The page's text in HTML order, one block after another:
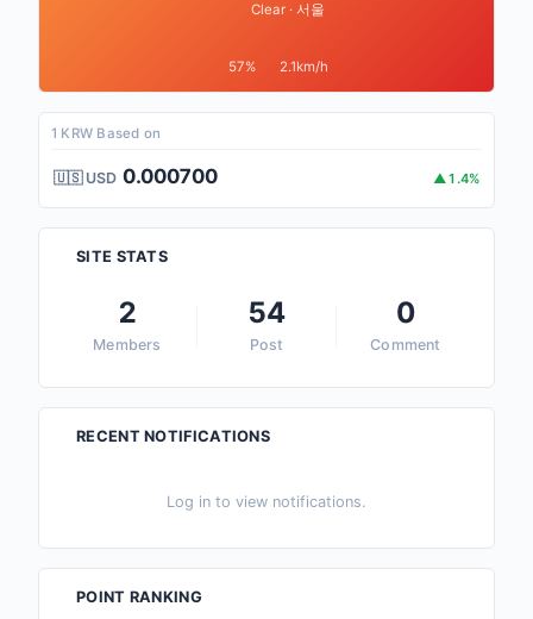
Clear · 서울
57% 2.1km/h
1 KRW Based on
🇺🇸 USD 0.000700 ▲1.4%
SITE STATS
2
Members
54
Post
0
Comment
RECENT NOTIFICATIONS
Log in to view notifications.
POINT RANKING